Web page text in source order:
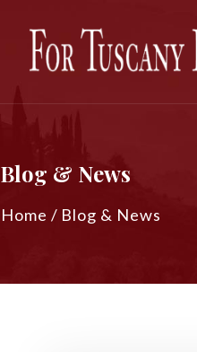
Blog & News
Home / Blog & News